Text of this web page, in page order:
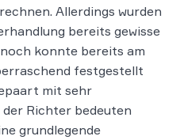
Allerdings wurden
bereits gewisse
konnte bereits am
festgestellt
mit sehr
Richter bedeuten
grundlegende